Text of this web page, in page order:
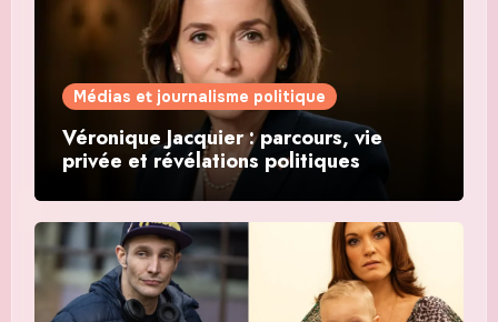
Médias et journalisme politique
Véronique Jacquier : parcours, vie
privée et révélations politiques